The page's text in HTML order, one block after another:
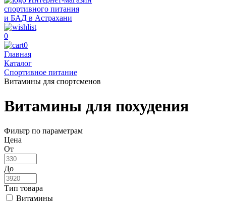
спортивного питания
и БАД в Астрахани
0
0
Главная
Каталог
Спортивное питание
Витамины для спортсменов
Витамины для похудения
Фильтр по параметрам
Цена
От
До
Тип товара
Витамины